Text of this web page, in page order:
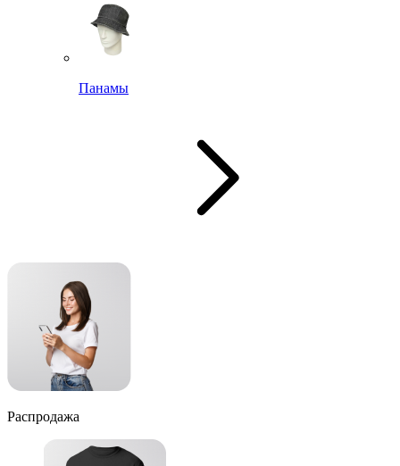
Панамы
Распродажа